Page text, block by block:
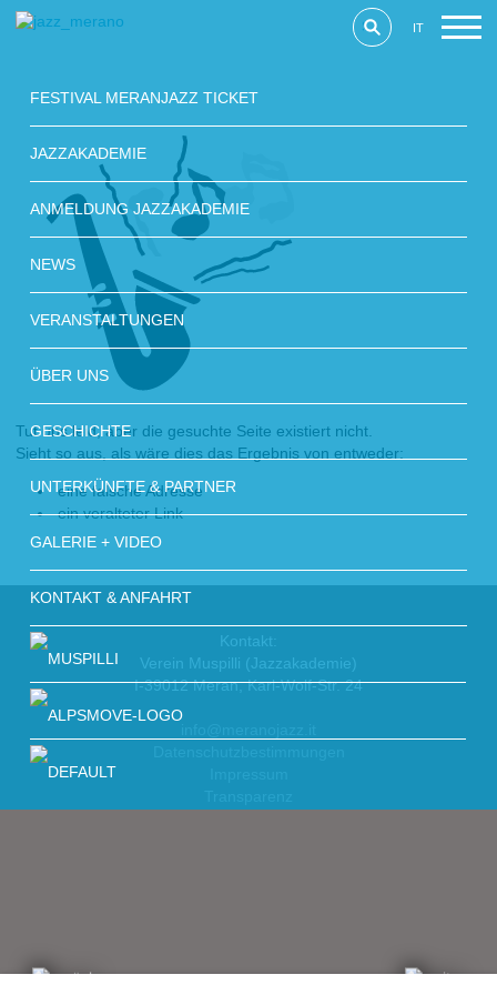
Tut uns leid, aber die gesuchte Seite existiert nicht.
Sieht so aus, als wäre dies das Ergebnis von entweder:
eine falsche Adresse
ein veralteter Link
IT
FESTIVAL MERANJAZZ TICKET
JAZZAKADEMIE
ANMELDUNG JAZZAKADEMIE
NEWS
VERANSTALTUNGEN
ÜBER UNS
GESCHICHTE
UNTERKÜNFTE & PARTNER
GALERIE + VIDEO
KONTAKT & ANFAHRT
Kontakt:
Verein Muspilli (Jazzakademie)
I-39012 Meran, Karl-Wolf-Str. 24